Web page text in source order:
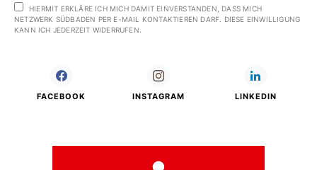
HIERMIT ERKLÄRE ICH MICH DAMIT EINVERSTANDEN, DASS MICH
NETZWERK SÜDBADEN PER E-MAIL KONTAKTIEREN DARF. DIESE EINWILLIGUNG
KANN ICH JEDERZEIT WIDERRUFEN.
FACEBOOK INSTAGRAM LINKEDIN